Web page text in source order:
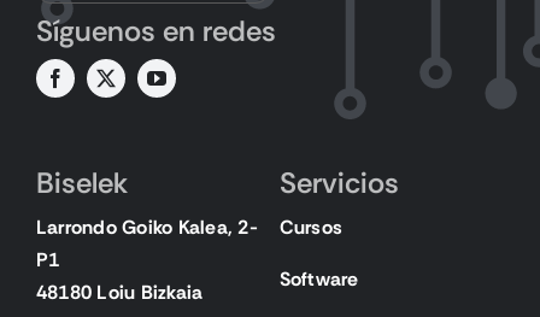
Síguenos en redes
Biselek
Larrondo Goiko Kalea, 2-
P1
48180 Loiu Bizkaia
Servicios
Cursos
Software